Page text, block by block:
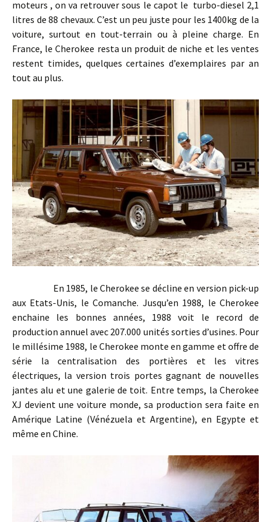
moteurs , on va retrouver sous le capot le turbo-diesel 2,1
litres de 88 chevaux. C’est un peu juste pour les 1400kg de la
voiture, surtout en tout-terrain ou à pleine charge. En
France, le Cherokee resta un produit de niche et les ventes
restent timides, quelques certaines d’exemplaires par an
tout au plus.
En 1985, le Cherokee se décline en version pick-up
aux Etats-Unis, le Comanche. Jusqu’en 1988, le Cherokee
enchaine les bonnes années, 1988 voit le record de
production annuel avec 207.000 unités sorties d’usines. Pour
le millésime 1988, le Cherokee monte en gamme et offre de
série la centralisation des portières et les vitres
électriques, la version trois portes gagnant de nouvelles
jantes alu et une galerie de toit. Entre temps, la Cherokee
XJ devient une voiture monde, sa production sera faite en
Amérique Latine (Vénézuela et Argentine), en Egypte et
même en Chine.